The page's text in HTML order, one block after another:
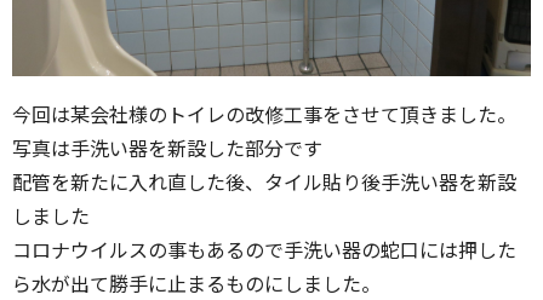
今回は某会社様のトイレの改修工事をさせて頂きました。
写真は手洗い器を新設した部分です
配管を新たに入れ直した後、タイル貼り後手洗い器を新設
しました
コロナウイルスの事もあるので手洗い器の蛇口には押した
ら水が出て勝手に止まるものにしました。